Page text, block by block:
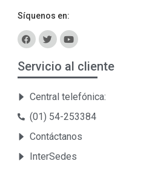
Síquenos en:
Servicio al cliente
Central telefónica:
(01) 54-253384
Contáctanos
InterSedes